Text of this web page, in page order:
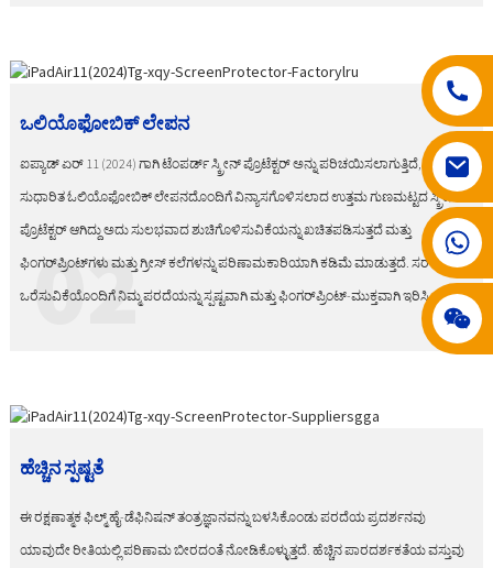
008617602075192 008617602075192
ಒಲಿಯೊಫೋಬಿಕ್ ಲೇಪನ
ಐಪ್ಯಾಡ್ ಏರ್ 11 (2024) ಗಾಗಿ ಟೆಂಪರ್ಡ್ ಸ್ಕ್ರೀನ್ ಪ್ರೊಟೆಕ್ಟರ್ ಅನ್ನು ಪರಿಚಯಿಸಲಾಗುತ್ತಿದೆ, ಇದು
ಸುಧಾರಿತ ಓಲಿಯೊಫೋಬಿಕ್ ಲೇಪನದೊಂದಿಗೆ ವಿನ್ಯಾಸಗೊಳಿಸಲಾದ ಉತ್ತಮ ಗುಣಮಟ್ಟದ ಸ್ಕ್ರೀನ್
ಪ್ರೊಟೆಕ್ಟರ್ ಆಗಿದ್ದು ಅದು ಸುಲಭವಾದ ಶುಚಿಗೊಳಿಸುವಿಕೆಯನ್ನು ಖಚಿತಪಡಿಸುತ್ತದೆ ಮತ್ತು
ಫಿಂಗರ್‌ಪ್ರಿಂಟ್‌ಗಳು ಮತ್ತು ಗ್ರೀಸ್ ಕಲೆಗಳನ್ನು ಪರಿಣಾಮಕಾರಿಯಾಗಿ ಕಡಿಮೆ ಮಾಡುತ್ತದೆ. ಸರಳವಾದ
ಒರೆಸುವಿಕೆಯೊಂದಿಗೆ ನಿಮ್ಮ ಪರದೆಯನ್ನು ಸ್ಪಷ್ಟವಾಗಿ ಮತ್ತು ಫಿಂಗರ್‌ಪ್ರಿಂಟ್-ಮುಕ್ತವಾಗಿ ಇರಿಸಿ.
02
ಹೆಚ್ಚಿನ ಸ್ಪಷ್ಟತೆ
ಈ ರಕ್ಷಣಾತ್ಮಕ ಫಿಲ್ಮ್ ಹೈ-ಡೆಫಿನಿಷನ್ ತಂತ್ರಜ್ಞಾನವನ್ನು ಬಳಸಿಕೊಂಡು ಪರದೆಯ ಪ್ರದರ್ಶನವು
ಯಾವುದೇ ರೀತಿಯಲ್ಲಿ ಪರಿಣಾಮ ಬೀರದಂತೆ ನೋಡಿಕೊಳ್ಳುತ್ತದೆ. ಹೆಚ್ಚಿನ ಪಾರದರ್ಶಕತೆಯ ವಸ್ತುವು